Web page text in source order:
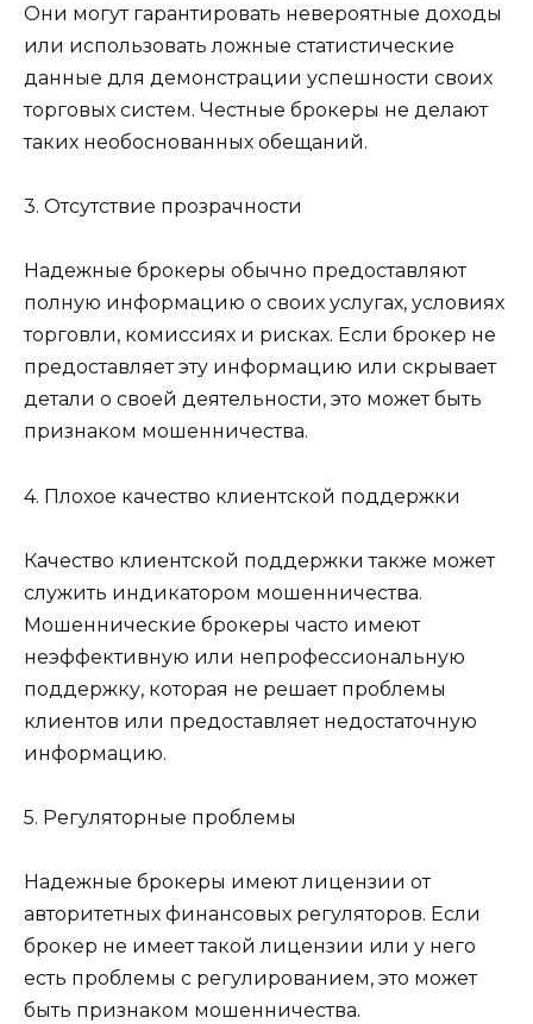
Они могут гарантировать невероятные доходы
или использовать ложные статистические
данные для демонстрации успешности своих
торговых систем. Честные брокеры не делают
таких необоснованных обещаний.
3. Отсутствие прозрачности
Надежные брокеры обычно предоставляют
полную информацию о своих услугах, условиях
торговли, комиссиях и рисках. Если брокер не
предоставляет эту информацию или скрывает
детали о своей деятельности, это может быть
признаком мошенничества.
4. Плохое качество клиентской поддержки
Качество клиентской поддержки также может
служить индикатором мошенничества.
Мошеннические брокеры часто имеют
неэффективную или непрофессиональную
поддержку, которая не решает проблемы
клиентов или предоставляет недостаточную
информацию.
5. Регуляторные проблемы
Надежные брокеры имеют лицензии от
авторитетных финансовых регуляторов. Если
брокер не имеет такой лицензии или у него
есть проблемы с регулированием, это может
быть признаком мошенничества.